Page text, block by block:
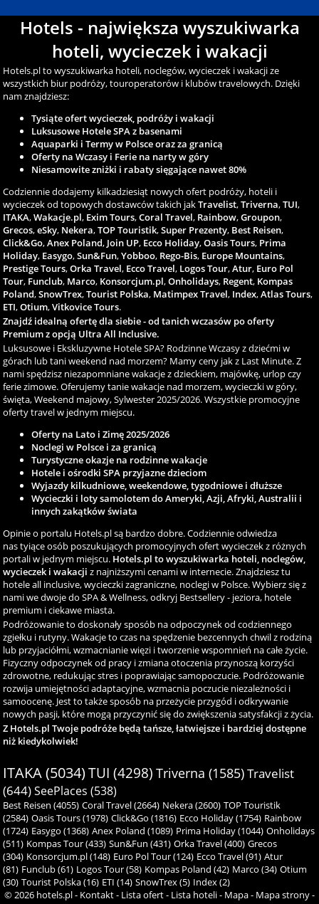
Hotels - największa wyszukiwarka
hoteli, wycieczek i wakacji
Hotels.pl to wyszukiwarka hoteli, noclegów, wycieczek i wakacji ze
wszystkich biur podróży, touroperatorów i klubów travelowych. Dzięki
nam znajdziesz:
Tysiąte ofert wycieczek, podróży i wakacji
Luksusowe Hotele SPA z basenami
Aquaparki i Termy w Polsce oraz za granicą
Oferty na Wczasy i Ferie na narty w góry
Niesamowite zniżki i rabaty sięgające nawet 80%
Codziennie dodajemy kilkadziesiąt nowych ofert podróży, hoteli i
wycieczek od topowych dostawców takich jakTravelist,Triverna,TUI,
ITAKA,Wakacje.pl, Exim Tours,Coral Travel, Rainbow,Groupon,
Grecos,eSky, Nekera,TOP Touristik,Super Prezenty, Best Reisen,
Click&Go,Anex Poland, Join UP, Ecco Holiday,Oasis Tours, Prima
Holiday, Easygo,Sun&Fun,Yobboo, Rego-Bis, Europe Mountains,
Prestige Tours,Orka Travel, Ecco Travel, Logos Tour,Atur, Euro Pol
Tour, Funclub, Marco, Konsorcjum.pl,Onholidays, Regent, Kompas
Poland,SnowTrex,Tourist Polska, Matimpex Travel, Index,Atlas Tours,
ETI,Otium,Vitkovice Tours.
Znajdź idealną ofertę dla siebie - od tanich wczasów po oferty
Premium z opcją Ultra All Inclusive.
Luksusowe i Ekskluzywne Hotele SPA? Rodzinne Wczasy z dziećmi w
górach lub tani weekend nad morzem? Mamy ceny jak z Last Minute. Z
nami spędzisz niezapomniane wakacje z dzieckiem, majówkę, urlop czy
ferie zimowe. Oferujemy tanie wakacje nad morzem, wycieczki w góry,
święta, Weekend majowy, Sylwester 2025/2026. Wszystkie promocyjne
oferty travel w jednym miejscu.
Oferty na Lato i Zimę 2025/2026
Noclegi w Polsce i za granicą
Turystyczne okazje na rodzinne wakacje
Hotele i ośrodki SPA przyjazne dzieciom
Wyjazdy kilkudniowe, weekendowe, tygodniowe i dłuższe
Wycieczki i loty samolotem do Ameryki, Azji, Afryki, Australii i
innych zakątków świata
Opinie o portalu Hotels.pl są bardzo dobre. Codziennie odwiedza
nas tyiące osób poszukujących promocyjnych ofert wycieczek z różnych
portali w jednym miejscu. Hotels.pl to wyszukiwarka hoteli, noclegów,
wycieczek i wakacji z najniższymi cenami w internecie. Znajdziesz tu
hotele all inclusive, wycieczki zagraniczne, noclegi w Polsce. Wybierz się z
nami we dwoje do SPA & Wellness, odkryj Bestsellery - jeziora, hotele
premium i ciekawe miasta.
Podróżowanie to doskonały sposób na odpoczynek od codziennego
zgiełku i rutyny. Wakacje to czas na spędzenie bezcennych chwil z rodziną
lub przyjaciółmi, wzmacnianie więzi i tworzenie wspomnień na całe życie.
Fizyczny odpoczynek od pracy i zmiana otoczenia przynoszą korzyści
zdrowotne, redukując stres i poprawiając samopoczucie. Podróżowanie
rozwija umiejętności adaptacyjne, wzmacnia poczucie niezależności i
samoocenę. Jest to także sposób na przeżycie przygód i odkrywanie
nowych pasji, które mogą przyczynić się do zwiększenia satysfakcji z życia.
Z Hotels.pl Twoje podróże będą tańsze, łatwiejsze i bardziej dostępne
niż kiedykolwiek!
ITAKA (5034)TUI (4298) Triverna (1585)Travelist
(644) SeePlaces (538)
Best Reisen (4055) Coral Travel (2664) Nekera (2600) TOP Touristik
(2584) Oasis Tours (1978) Click&Go (1816) Ecco Holiday (1754) Rainbow
(1724) Easygo (1368) Anex Poland (1089) Prima Holiday (1044) Onholidays
(511) Kompas Tour (433) Sun&Fun (431) Orka Travel (400) Grecos
(304) Konsorcjum.pl (148) Euro Pol Tour (124) Ecco Travel (91) Atur
(81) Funclub (61) Logos Tour (58) Kompas Poland (42) Marco (34) Otium
(30) Tourist Polska (16) ETI (14) SnowTrex (5) Index (2)
© 2026 hotels.pl- Kontakt- Lista ofert- Lista hoteli- Mapa- Mapa strony-